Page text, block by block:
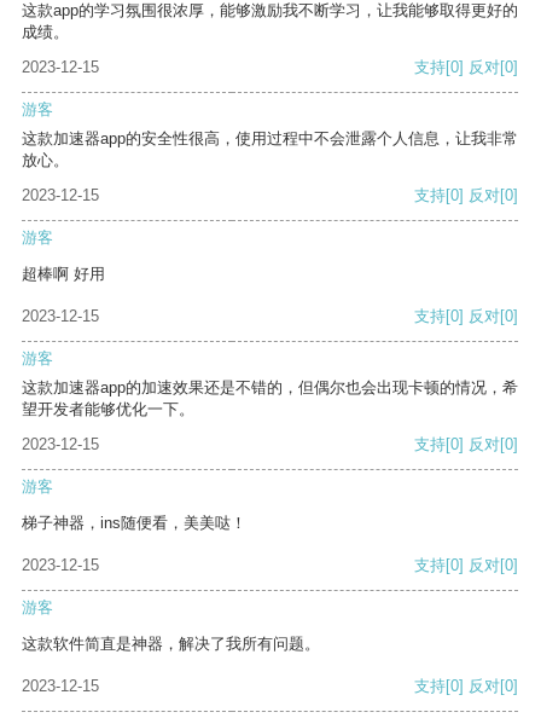
这款app的学习氛围很浓厚，能够激励我不断学习，让我能够取得更好的
成绩。
2023-12-15
支持[0] 反对[0]
游客
这款加速器app的安全性很高，使用过程中不会泄露个人信息，让我非常
放心。
2023-12-15
支持[0] 反对[0]
游客
超棒啊 好用
2023-12-15 支持[0] 反对[0]
游客
这款加速器app的加速效果还是不错的，但偶尔也会出现卡顿的情况，希
望开发者能够优化一下。
2023-12-15
支持[0] 反对[0]
游客
梯子神器，ins随便看，美美哒！
2023-12-15 支持[0] 反对[0]
游客
这款软件简直是神器，解决了我所有问题。
2023-12-15 支持[0] 反对[0]